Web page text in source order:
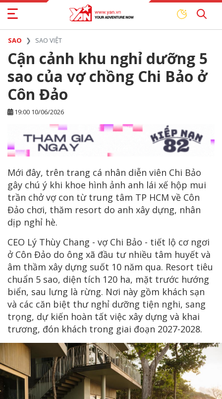
SAO SAO VIỆT
Cận cảnh khu nghỉ dưỡng 5
sao của vợ chồng Chi Bảo ở
Côn Đảo
19:00 10/06/2026
Mới đây, trên trang cá nhân diễn viên Chi Bảo
gây chú ý khi khoe hình ảnh anh lái xế hộp mui
trần chở vợ con từ trung tâm TP HCM về Côn
Đảo chơi, thăm resort do anh xây dựng, nhân
dịp nghỉ hè.
CEO Lý Thùy Chang - vợ Chi Bảo - tiết lộ cơ ngơi
ở Côn Đảo do ông xã đầu tư nhiều tâm huyết và
âm thầm xây dựng suốt 10 năm qua. Resort tiêu
chuẩn 5 sao, diện tích 120 ha, mặt trước hướng
biển, sau lưng là rừng. Nơi này gồm khách sạn
và các căn biệt thư nghỉ dưỡng tiện nghi, sang
trọng, dự kiến hoàn tất việc xây dựng và khai
trương, đón khách trong giai đoạn 2027-2028.